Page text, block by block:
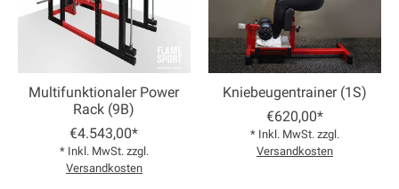
Multifunktionaler Power
Rack (9B)
€4.543,00*
* Inkl. MwSt. zzgl.
Versandkosten
Kniebeugentrainer (1S)
€620,00*
* Inkl. MwSt. zzgl.
Versandkosten